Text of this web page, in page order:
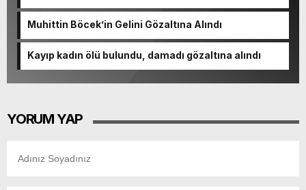
Muhittin Böcek’in Gelini Gözaltına Alındı
Kayıp kadın ölü bulundu, damadı gözaltına alındı
YORUM YAP